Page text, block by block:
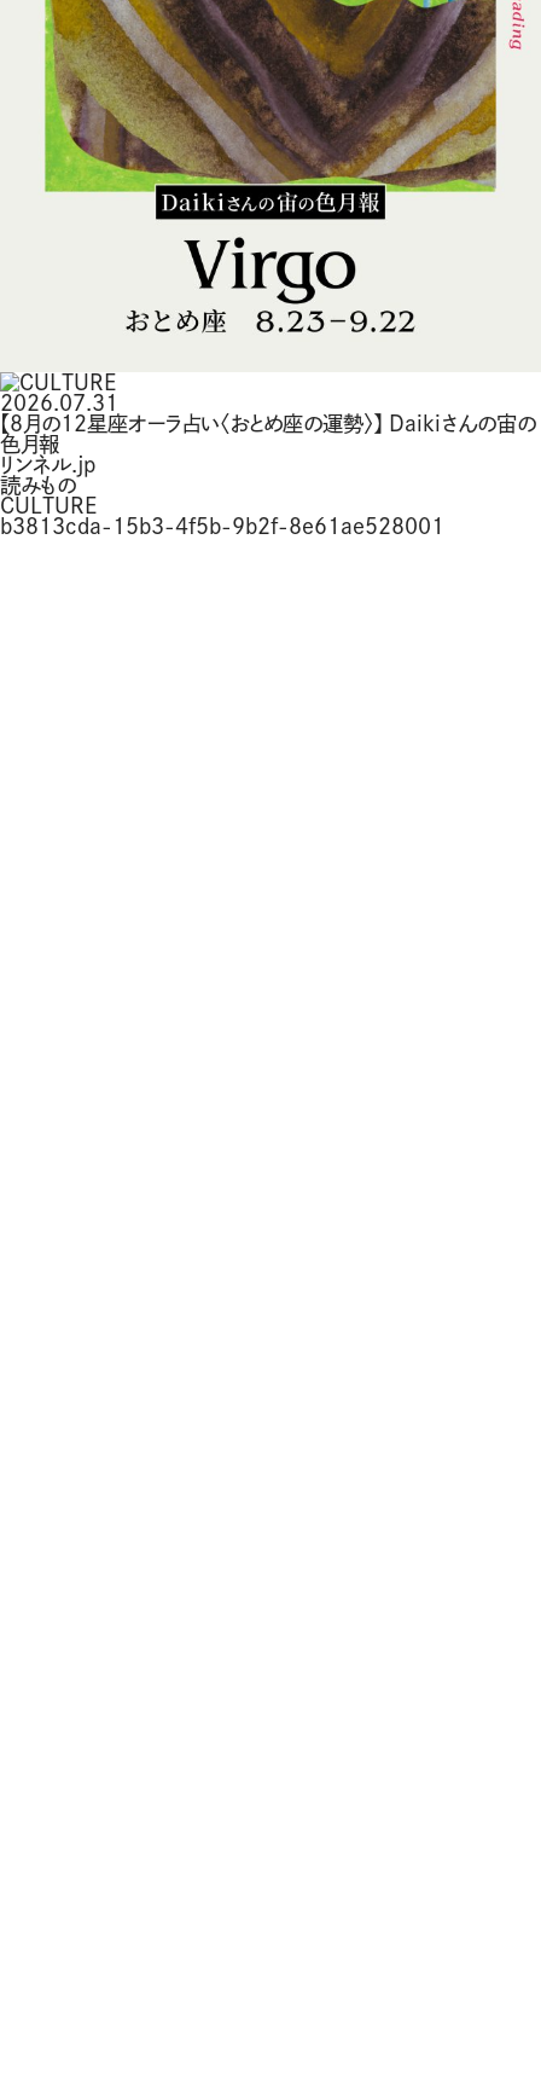
2026.07.31
【8月の12星座オーラ占い〈おとめ座の運勢〉】 Daikiさんの宙の
色月報
リンネル.jp
読みもの
CULTURE
b3813cda-15b3-4f5b-9b2f-8e61ae528001